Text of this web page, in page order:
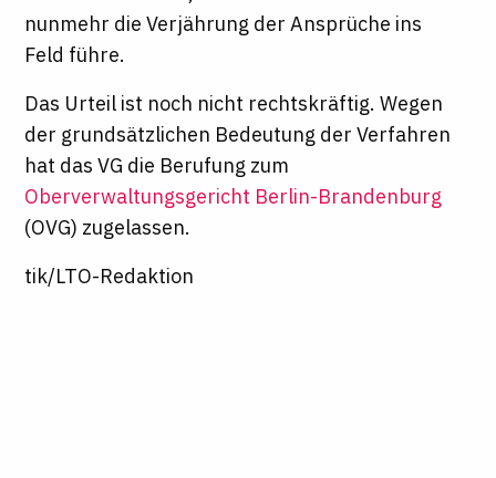
nunmehr die Verjährung der Ansprüche ins
Feld führe.
Das Urteil ist noch nicht rechtskräftig. Wegen
der grundsätzlichen Bedeutung der Verfahren
hat das VG die Berufung zum
Oberverwaltungsgericht Berlin-Brandenburg
(OVG) zugelassen.
tik/LTO-Redaktion